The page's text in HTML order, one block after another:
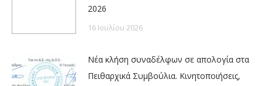
2026
16 Ιουλίου 2026
Νέα κλήση συναδέλφων σε απολογία στα
Πειθαρχικά Συμβούλια. Κινητοποιήσεις,